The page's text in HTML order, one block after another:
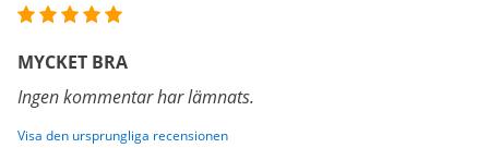
MYCKET BRA
Ingen kommentar har lämnats.
Visa den ursprungliga recensionen